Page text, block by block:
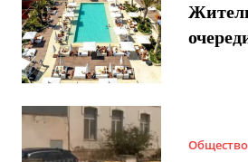
Общество